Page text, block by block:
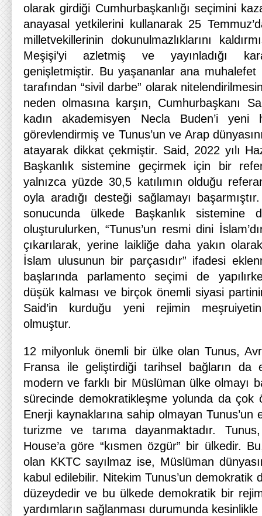
olarak girdiği Cumhurbaşkanlığı seçimini
anayasal yetkilerini kullanarak 25
milletvekillerinin dokunulmazlıklarını
Meşişi’yi azletmiş ve yayınladığı
genişletmiştir. Bu yaşananlar ana muhalefet
tarafından “sivil darbe” olarak
neden olmasına karşın, Cumhurbaşkanı
kadın akademisyen Necla Buden’i yeni
görevlendirmiş ve Tunus’un ve Arap
atayarak dikkat çekmiştir. Said, 2022 yılı
Başkanlık sistemine geçirmek için bir
yalnızca yüzde 30,5 katılımın olduğu
oyla aradığı desteği sağlamayı
sonucunda ülkede Başkanlık sistemine
oluşturulurken, “Tunus’un resmi dini
çıkarılarak, yerine laikliğe daha yakın
İslam ulusunun bir parçasıdır” ifadesi
başlarında parlamento seçimi de
düşük kalması ve birçok önemli siyasi
Said’in kurduğu yeni rejimin
olmuştur.
12 milyonluk önemli bir ülke olan Tunus,
Fransa ile geliştirdiği tarihsel bağların da
modern ve farklı bir Müslüman ülke olmayı
sürecinde demokratikleşme yolunda da çok
Enerji kaynaklarına sahip olmayan
turizme ve tarıma dayanmaktadır.
House’a göre “kısmen özgür” bir ülkedir.
olan KKTC sayılmaz ise, Müslüman
kabul edilebilir. Nitekim Tunus’un demokratik
düzeydedir ve bu ülkede demokratik bir
yardımların sağlanması durumunda